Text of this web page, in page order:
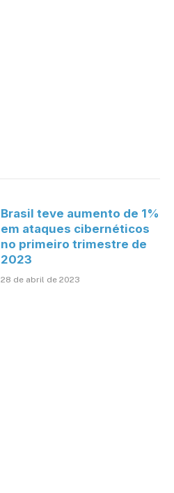
Brasil teve aumento de 1%
em ataques cibernéticos
no primeiro trimestre de
2023
28 de abril de 2023